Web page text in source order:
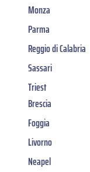
Monza
Parma
Reggio di Calabria
Sassari
Triest
Brescia
Foggia
Livorno
Neapel